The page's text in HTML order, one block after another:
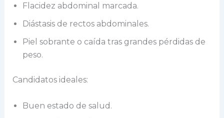
Flacidez abdominal marcada.
Diástasis de rectos abdominales.
Piel sobrante o caída tras grandes pérdidas de
peso.
Candidatos ideales:
Buen estado de salud.